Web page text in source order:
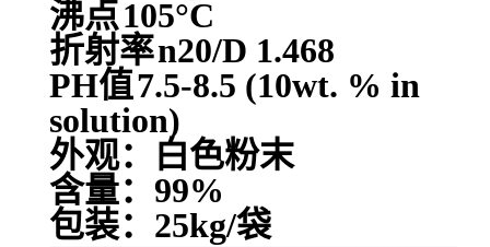
沸点105°C
折射率n20/D 1.468
PH值7.5-8.5 (10wt. % in
solution)
外观：白色粉末
含量：99%
包装：25kg/袋